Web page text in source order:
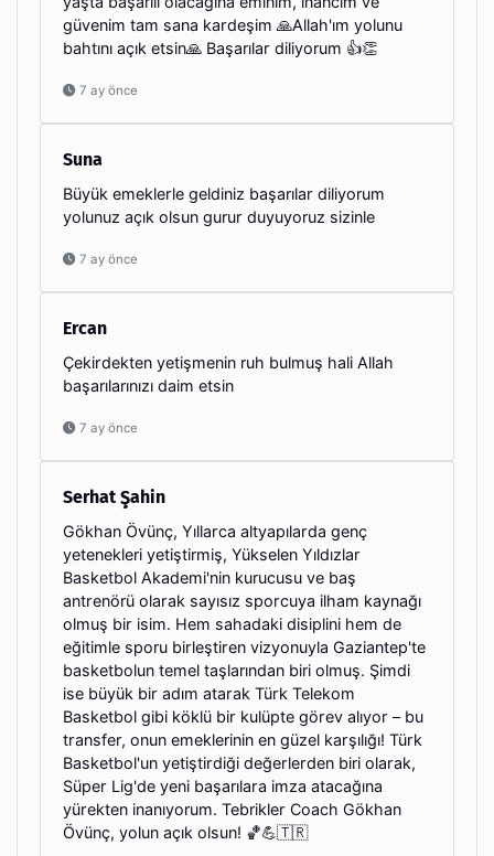
güvenim tam sana kardeşim 🙏Allah'ım yolunu
bahtını açık etsin🙏 Başarılar diliyorum 👍👏
7 ay önce
Suna
Büyük emeklerle geldiniz başarılar diliyorum
yolunuz açık olsun gurur duyuyoruz sizinle
7 ay önce
Ercan
Çekirdekten yetişmenin ruh bulmuş hali Allah
başarılarınızı daim etsin
7 ay önce
Serhat Şahin
Gökhan Övünç, Yıllarca altyapılarda genç
yetenekleri yetiştirmiş, Yükselen Yıldızlar
Basketbol Akademi'nin kurucusu ve baş
antrenörü olarak sayısız sporcuya ilham kaynağı
olmuş bir isim. Hem sahadaki disiplini hem de
eğitimle sporu birleştiren vizyonuyla Gaziantep'te
basketbolun temel taşlarından biri olmuş. Şimdi
ise büyük bir adım atarak Türk Telekom
Basketbol gibi köklü bir kulüpte görev alıyor – bu
transfer, onun emeklerinin en güzel karşılığı! Türk
Basketbol'un yetiştirdiği değerlerden biri olarak,
Süper Lig'de yeni başarılara imza atacağına
yürekten inanıyorum. Tebrikler Coach Gökhan
Övünç, yolun açık olsun! 🏀💪🇹🇷